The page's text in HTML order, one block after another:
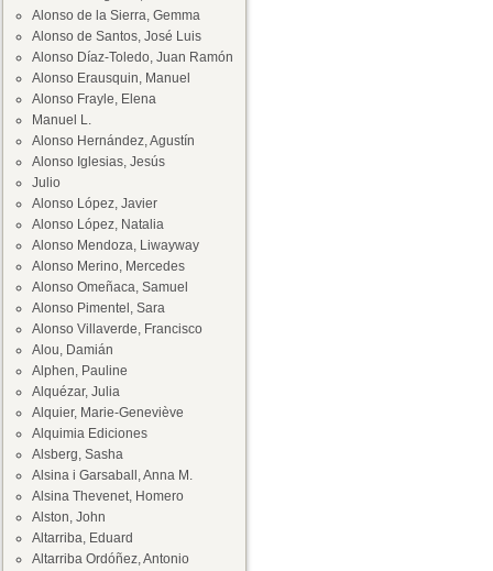
Alonso de la Sierra, Gemma
Alonso de Santos, José Luis
Alonso Díaz-Toledo, Juan Ramón
Alonso Erausquin, Manuel
Alonso Frayle, Elena
Manuel L.
Alonso Hernández, Agustín
Alonso Iglesias, Jesús
Julio
Alonso López, Javier
Alonso López, Natalia
Alonso Mendoza, Liwayway
Alonso Merino, Mercedes
Alonso Omeñaca, Samuel
Alonso Pimentel, Sara
Alonso Villaverde, Francisco
Alou, Damián
Alphen, Pauline
Alquézar, Julia
Alquier, Marie-Geneviève
Alquimia Ediciones
Alsberg, Sasha
Alsina i Garsaball, Anna M.
Alsina Thevenet, Homero
Alston, John
Altarriba, Eduard
Altarriba Ordóñez, Antonio